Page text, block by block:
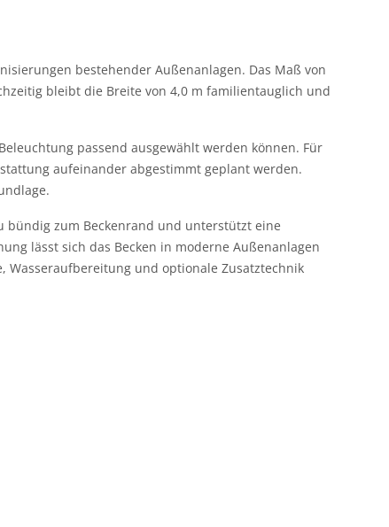
bestehender Außenanlagen. Das Maß von
bleibt die Breite von 4,0 m familientauglich und
passend ausgewählt werden können. Für
aufeinander abgestimmt geplant werden.
bündig zum Beckenrand und unterstützt eine
lässt sich das Becken in moderne Außenanlagen
Wasseraufbereitung und optionale Zusatztechnik